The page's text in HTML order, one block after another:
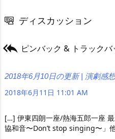
ディスカッション
 ピンバック & トラックバ
2018年6月10日の更新 | 演劇感
2018年6月11日 11:01 AM
[…] 伊東四朗一座/熱海五郎一座
協和音〜Don’t stop singing〜」